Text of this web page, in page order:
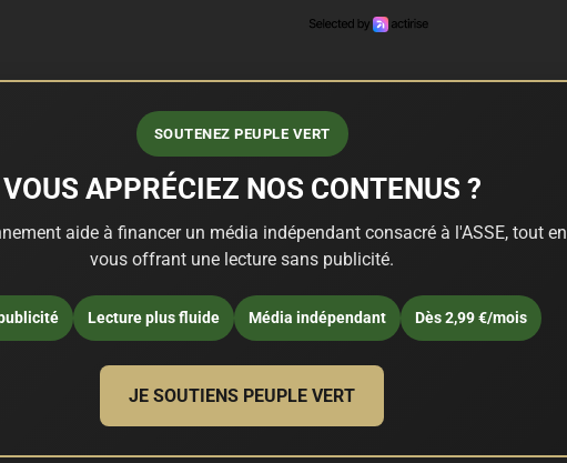
SOUTENEZ PEUPLE VERT
VOUS APPRÉCIEZ NOS CONTENUS ?
aide à financer un média indépendant consacré à l'ASSE, tout en
vous offrant une lecture sans publicité.
Lecture plus fluide Média indépendant Dès 2,99 €/mois
JE SOUTIENS PEUPLE VERT